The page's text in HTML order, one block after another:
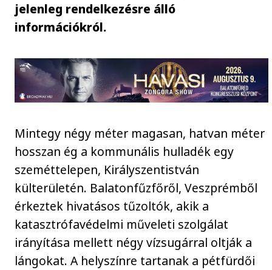
jelenleg rendelkezésre álló
információkról.
Mintegy négy méter magasan, hatvan méter
hosszan ég a kommunális hulladék egy
szeméttelepen, Királyszentistván
külterületén. Balatonfűzfőről, Veszprémből
érkeztek hivatásos tűzoltók, akik a
katasztrófavédelmi műveleti szolgálat
irányítása mellett négy vízsugárral oltják a
lángokat. A helyszínre tartanak a pétfürdői